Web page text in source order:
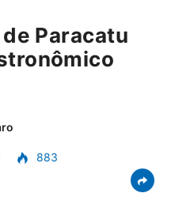
Paracatu
883